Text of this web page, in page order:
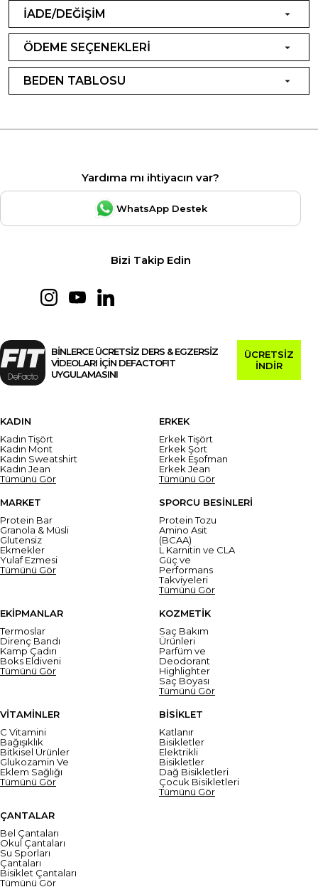
İADE/DEĞİŞİM
ÖDEME SEÇENEKLERİ
BEDEN TABLOSU
Yardıma mı ihtiyacın var?
WhatsApp Destek
Bizi Takip Edin
BİNLERCE ÜCRETSİZ DERS & EGZERSİZ
VİDEOLARI İÇİN DEFACTOFIT
UYGULAMASINI
ÜCRETSİZ
İNDİR
KADIN
Kadın Tişört
Kadın Mont
Kadın Sweatshirt
Kadın Jean
Tümünü Gör
ERKEK
Erkek Tişört
Erkek Şort
Erkek Eşofman
Erkek Jean
Tümünü Gör
MARKET
Protein Bar
Granola & Müsli
Glutensiz
Ekmekler
Yulaf Ezmesi
Tümünü Gör
SPORCU BESİNLERİ
Protein Tozu
Amino Asit
(BCAA)
L Karnitin ve CLA
Güç ve
Performans
Takviyeleri
Tümünü Gör
EKİPMANLAR
Termoslar
Direnç Bandı
Kamp Çadırı
Boks Eldiveni
Tümünü Gör
KOZMETİK
Saç Bakım
Ürünleri
Parfüm ve
Deodorant
Highlighter
Saç Boyası
Tümünü Gör
VİTAMİNLER
C Vitamini
Bağışıklık
Bitkisel Ürünler
Glukozamin Ve
Eklem Sağlığı
Tümünü Gör
BİSİKLET
Katlanır
Bisikletler
Elektrikli
Bisikletler
Dağ Bisikletleri
Çocuk Bisikletleri
Tümünü Gör
ÇANTALAR
Bel Çantaları
Okul Çantaları
Su Sporları
Çantaları
Bisiklet Çantaları
Tümünü Gör